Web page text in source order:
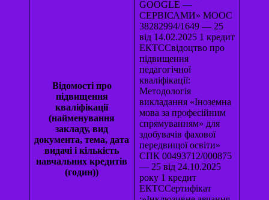
Відомості про
підвищення
кваліфікації
(найменування
закладу, вид
документа, тема, дата
видачі і кількість
навчальних кредитів
(годин))
GOOGLE —
СЕРВІСАМИ» МООС
38282994/1649 — 25
від 14.02.2025 1 кредит
ЕКТССвідоцтво про
підвищення
педагогічної
кваліфікації:
Методологія
викладання «Іноземна
мова за професійним
спрямуванням» для
здобувачів фахової
передвищої освіти»
СПК 00493712/000875
— 25 від 24.10.2025
року 1 кредит
ЕКТССертифікат